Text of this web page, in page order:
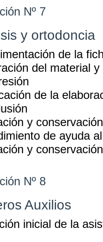
Nº 7
y ortodoncia
de la
del material
de la
y
de ayuda
y
Nº 8
Auxilios
inicial de la